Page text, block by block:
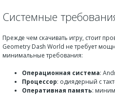
Системные
Прежде чем скачивать игру, стоит
Geometry Dash World не требует
минимальные требования:
Операционная система:
Процессор: одиядерный с
Оперативная память: